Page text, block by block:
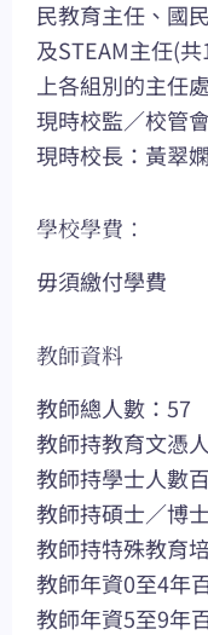
民教育主任、國
及STEAM主任(
上各組別的主任
現時校監／校管
現時校長：黃翠嫻
學校學費：
毋須繳付學費
教師資料
教師總人數：57
教師持教育文憑
教師持學士人數
教師持碩士／博
教師持特殊教育
教師年資0至4年
教師年資5至9年